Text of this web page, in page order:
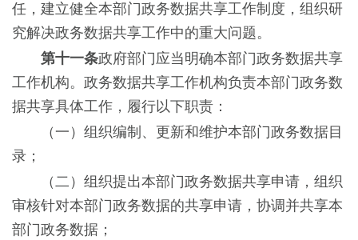
任，建立健全本部门政务数据共享工作制度，组织研
究解决政务数据共享工作中的重大问题。
第十一条政府部门应当明确本部门政务数据共享
工作机构。政务数据共享工作机构负责本部门政务数
据共享具体工作，履行以下职责：
（一）组织编制、更新和维护本部门政务数据目
录；
（二）组织提出本部门政务数据共享申请，组织
审核针对本部门政务数据的共享申请，协调并共享本
部门政务数据；